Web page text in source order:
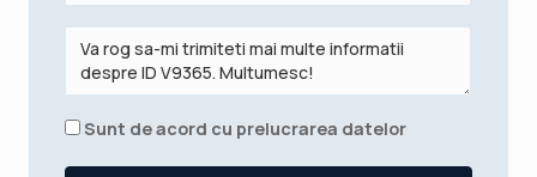
Sunt de acord cu prelucrarea datelor